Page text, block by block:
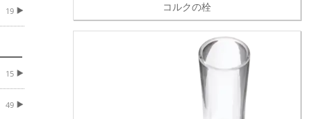
19
15
49
コルクの栓